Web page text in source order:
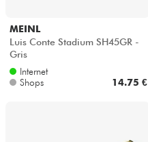
MEINL
Luis Conte Stadium SH45GR -
Gris
Internet
Shops
14.75 €